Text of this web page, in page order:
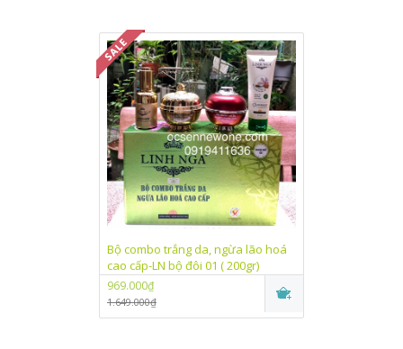
Bộ combo trắng da, ngừa lão hoá
cao cấp-LN bộ đôi 01 ( 200gr)
969.000₫
1.649.000₫